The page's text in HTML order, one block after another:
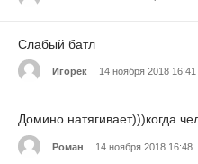
Слабый батл
Игорёк 14 ноября 2018 16:41
Домино натягивает)))когда
Роман 14 ноября 2018 16:48